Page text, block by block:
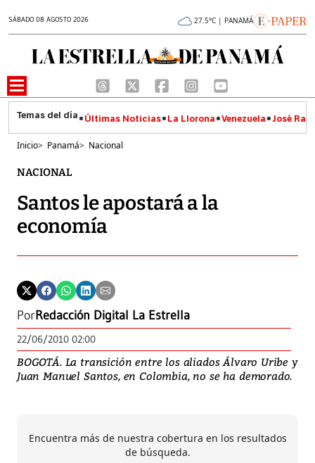
SÁBADO 08 AGOSTO 2026 27.5°C | PANAMÁ
Últimas Noticias La Llorona Venezuela José
Inicio> Panamá> Nacional
NACIONAL
Santos le apostará a la
economía
PorRedacción Digital La Estrella
22/06/2010 02:00
BOGOTÁ. La transición entre los aliados Álvaro Uribe y
Juan Manuel Santos, en Colombia, no se ha demorado.
Encuentra más de nuestra cobertura en los resultados
de búsqueda.